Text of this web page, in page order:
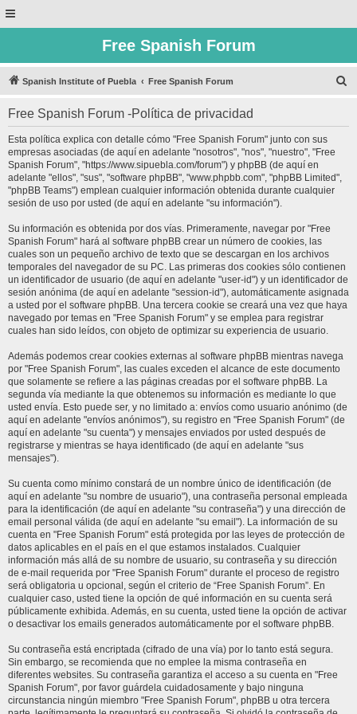
Free Spanish Forum
Spanish Institute of Puebla Free Spanish Forum
Free Spanish Forum -Política de privacidad
Esta política explica con detalle cómo "Free Spanish Forum" junto con sus
empresas asociadas (de aquí en adelante "nosotros", "nos", "nuestro", "Free
Spanish Forum", "https://www.sipuebla.com/forum") y phpBB (de aquí en
adelante "ellos", "sus", "software phpBB", "www.phpbb.com", "phpBB Limited",
"phpBB Teams") emplean cualquier información obtenida durante cualquier
sesión de uso por usted (de aquí en adelante "su información").
Su información es obtenida por dos vías. Primeramente, navegar por "Free
Spanish Forum" hará al software phpBB crear un número de cookies, las
cuales son un pequeño archivo de texto que se descargan en los archivos
temporales del navegador de su PC. Las primeras dos cookies sólo contienen
un identificador de usuario (de aquí en adelante "user-id") y un identificador de
sesión anónima (de aquí en adelante "session-id"), automáticamente asignada
a usted por el software phpBB. Una tercera cookie se creará una vez que haya
navegado por temas en "Free Spanish Forum" y se emplea para registrar
cuales han sido leídos, con objeto de optimizar su experiencia de usuario.
Además podemos crear cookies externas al software phpBB mientras navega
por "Free Spanish Forum", las cuales exceden el alcance de este documento
que solamente se refiere a las páginas creadas por el software phpBB. La
segunda vía mediante la que obtenemos su información es mediante lo que
usted envía. Esto puede ser, y no limitado a: envíos como usuario anónimo (de
aquí en adelante "envíos anónimos"), su registro en "Free Spanish Forum" (de
aquí en adelante "su cuenta") y mensajes enviados por usted después de
registrarse y mientras se haya identificado (de aquí en adelante "sus
mensajes").
Su cuenta como mínimo constará de un nombre único de identificación (de
aquí en adelante "su nombre de usuario"), una contraseña personal empleada
para la identificación (de aquí en adelante "su contraseña") y una dirección de
email personal válida (de aquí en adelante "su email"). La información de su
cuenta en "Free Spanish Forum" está protegida por las leyes de protección de
datos aplicables en el país en el que estamos instalados. Cualquier
información más allá de su nombre de usuario, su contraseña y su dirección
de e-mail requerida por "Free Spanish Forum" durante el proceso de registro
será obligatoria u opcional, según el criterio de “Free Spanish Forum”. En
cualquier caso, usted tiene la opción de qué información en su cuenta será
públicamente exhibida. Además, en su cuenta, usted tiene la opción de activar
o desactivar los emails generados automáticamente por el software phpBB.
Su contraseña está encriptada (cifrado de una vía) por lo tanto está segura.
Sin embargo, se recomienda que no emplee la misma contraseña en
diferentes websites. Su contraseña garantiza el acceso a su cuenta en "Free
Spanish Forum", por favor guárdela cuidadosamente y bajo ninguna
circunstancia ningún miembro "Free Spanish Forum", phpBB u otra tercera